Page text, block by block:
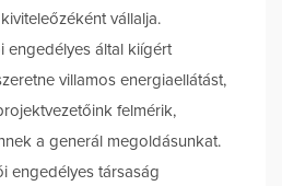
vállalja.
engedélyes által kiígért
villamos energiaellátást,
felmérik,
a generál megoldásunkat.
engedélyes társaság